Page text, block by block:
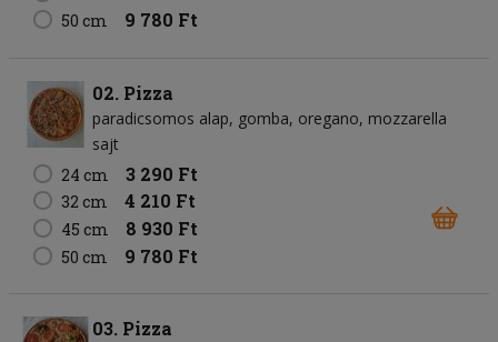
50 cm 9 780 Ft
02. Pizza
paradicsomos alap gomba oregano mozzarella
sajt
24 cm
3 290 Ft
32 cm 4 210 Ft
45 cm 8 930 Ft
50 cm 9 780 Ft
03. Pizza